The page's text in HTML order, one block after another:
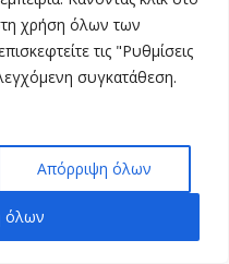
χρήση όλων των
τις "Ρυθμίσεις
συγκατάθεση.
Απόρριψη όλων
όλων
υδροδότηση του
Next Post
σταφιδοπαραγωγών